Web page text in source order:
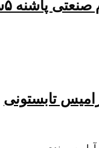
پاشنه ۵سانت
تابستونی